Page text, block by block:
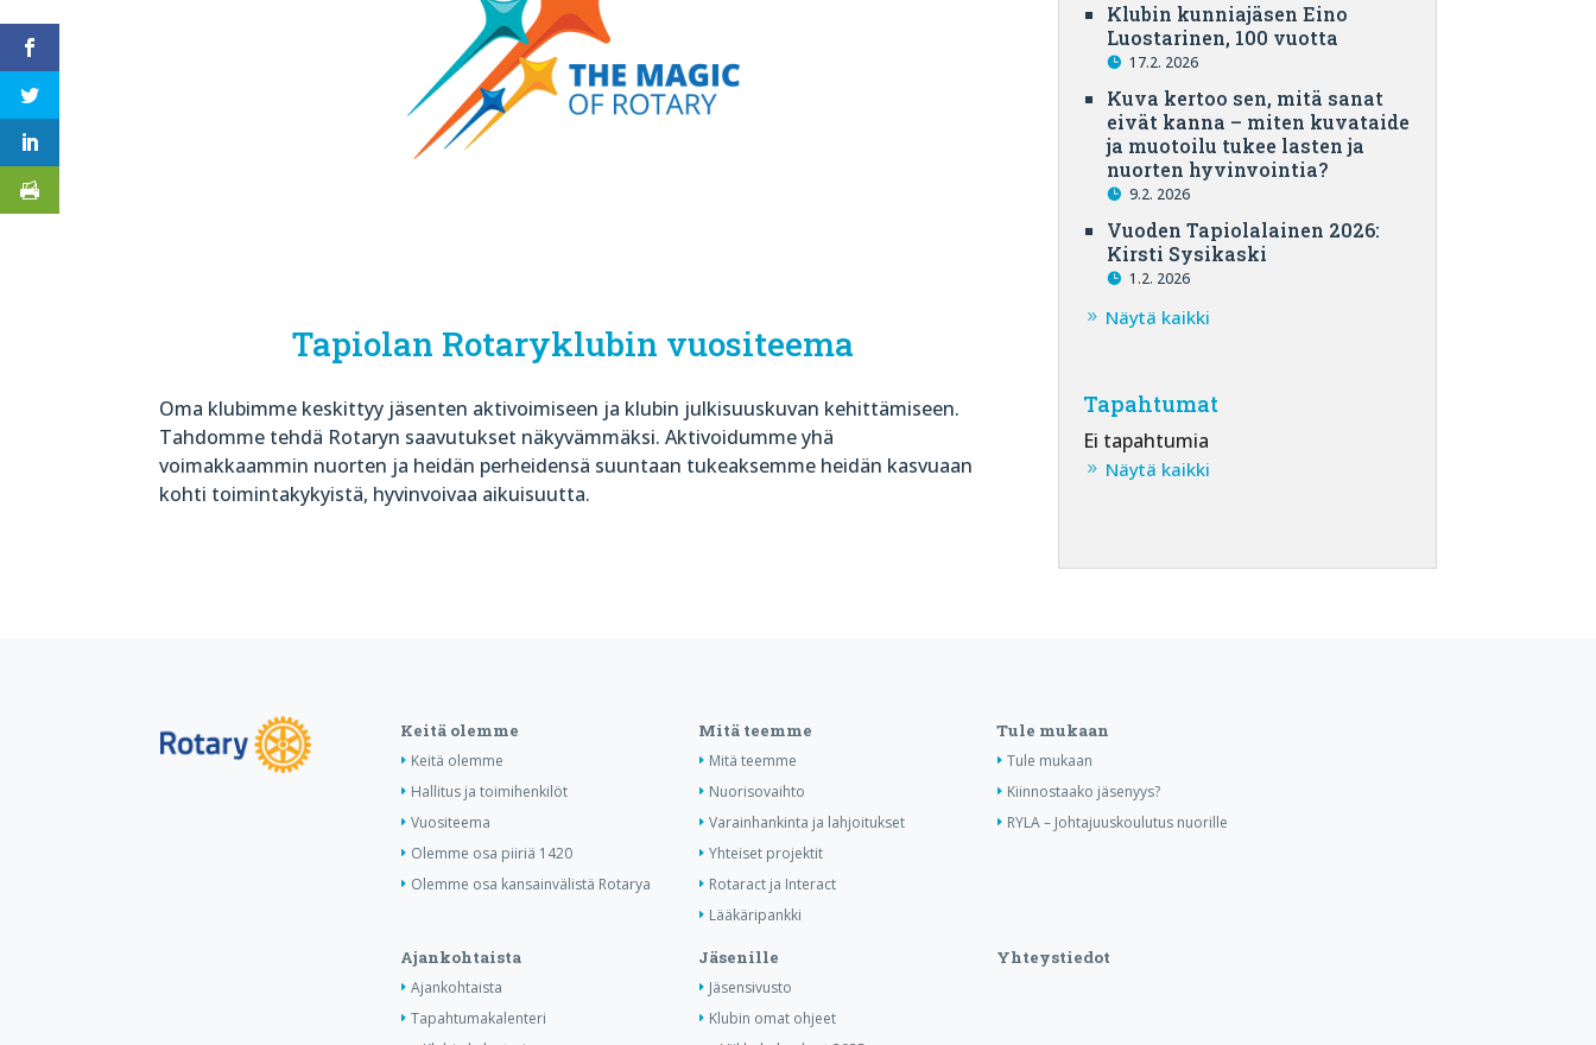
Tapiolan Rotaryklubin vuositeema
Oma klubimme keskittyy jäsenten aktivoimiseen ja klubin julkisuuskuvan kehittämiseen.
Tahdomme tehdä Rotaryn saavutukset näkyvämmäksi. Aktivoidumme yhä
voimakkaammin nuorten ja heidän perheidensä suuntaan tukeaksemme heidän kasvuaan
kohti toimintakykyistä, hyvinvoivaa aikuisuutta.
Klubin kunniajäsen Eino
Luostarinen, 100 vuotta
17.2. 2026
Kuva kertoo sen, mitä sanat
eivät kanna – miten kuvataide
ja muotoilu tukee lasten ja
nuorten hyvinvointia?
9.2. 2026
Vuoden Tapiolalainen 2026:
Kirsti Sysikaski
1.2. 2026
Näytä kaikki
Tapahtumat
Ei tapahtumia
Näytä kaikki
Keitä olemme
Keitä olemme
Hallitus ja toimihenkilöt
Vuositeema
Olemme osa piiriä 1420
Olemme osa kansainvälistä Rotarya
Mitä teemme
Mitä teemme
Nuorisovaihto
Varainhankinta ja lahjoitukset
Yhteiset projektit
Rotaract ja Interact
Lääkäripankki
Tule mukaan
Tule mukaan
Kiinnostaako jäsenyys?
RYLA – Johtajuuskoulutus nuorille
Ajankohtaista
Ajankohtaista
Tapahtumakalenteri
Jäsenille
Jäsensivusto
Klubin omat ohjeet
Yhteystiedot